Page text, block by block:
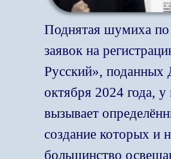
Поднятая шумиха по
заявок на
Русский»,
октября 2024 года,
вызывает
создание которых и
большинство